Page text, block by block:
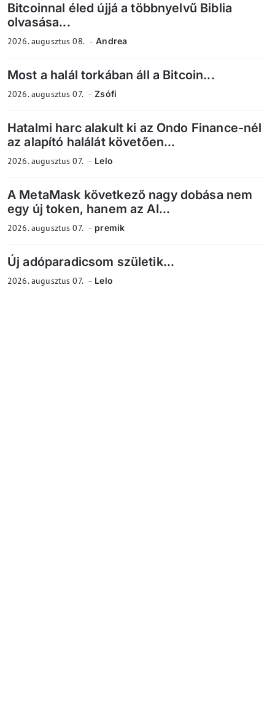
Bitcoinnal éled újjá a többnyelvű Biblia
olvasása...
2026. augusztus 08. Andrea
Most a halál torkában áll a Bitcoin...
2026. augusztus 07. Zsófi
Hatalmi harc alakult ki az Ondo Finance-nél
az alapító halálát követően...
2026. augusztus 07. Lelo
A MetaMask következő nagy dobása nem
egy új token, hanem az AI...
2026. augusztus 07. premik
Új adóparadicsom születik...
2026. augusztus 07. Lelo